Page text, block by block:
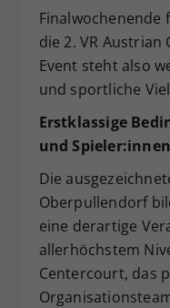
Finalwochenende
die 2. VR
Event steht also
und sportliche
Erstklassige
und Spieler:innen
Die
Oberpullendorf
eine derartige
allerhöchstem
Centercourt, das